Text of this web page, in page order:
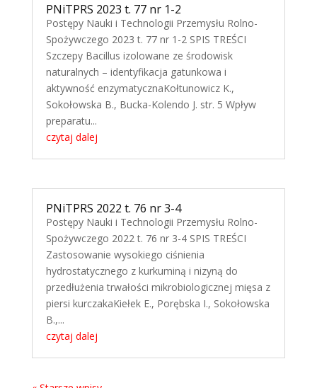
PNiTPRS 2023 t. 77 nr 1-2
Postępy Nauki i Technologii Przemysłu Rolno-
Spożywczego 2023 t. 77 nr 1-2 SPIS TREŚCI
Szczepy Bacillus izolowane ze środowisk
naturalnych – identyfikacja gatunkowa i
aktywność enzymatycznaKołtunowicz K.,
Sokołowska B., Bucka-Kolendo J. str. 5 Wpływ
preparatu...
czytaj dalej
PNiTPRS 2022 t. 76 nr 3-4
Postępy Nauki i Technologii Przemysłu Rolno-
Spożywczego 2022 t. 76 nr 3-4 SPIS TREŚCI
Zastosowanie wysokiego ciśnienia
hydrostatycznego z kurkuminą i nizyną do
przedłużenia trwałości mikrobiologicznej mięsa z
piersi kurczakaKiełek E., Porębska I., Sokołowska
B.,...
czytaj dalej